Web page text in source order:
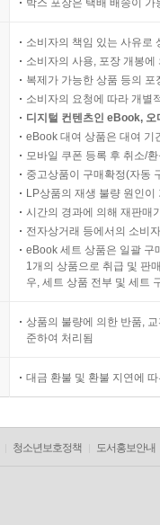
박스 포장은 택배 배송이
소비자의 책임 있는 사유로
소비자의 사용, 포장 개봉
복제가 가능한 상품 등의
소비자의 요청에 따라 개별
디지털 컨텐츠인 eBook,
eBook 대여 상품은 대여 기
모바일 쿠폰 등록 후 취소/
중고상품이 구매확정(자동
LP상품의 재생 불량 원인
시간의 경과에 의해 재판매
전자상거래 등에서의 소비
eBook 세트 상품은 일괄 구
1개의 상품으로 취급 및 판
우, 세트 상품 전부 및 세트
상품의 불량에 의한 반품,
준하여 처리됨
대금 환불 및 환불 지연에
청소년보호정책 도서홍보안내